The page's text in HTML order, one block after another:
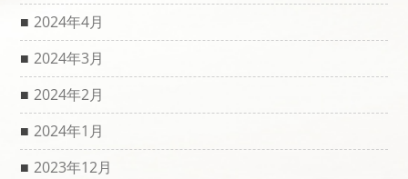
2024年4月
2024年3月
2024年2月
2024年1月
2023年12月